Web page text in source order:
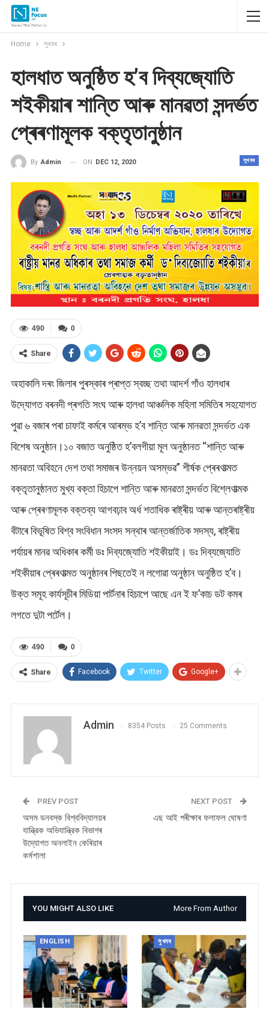
Home সুখবৰ
হালধাত অনুষ্ঠিত হ’ব দিব্যজ্যোতি
শইকীয়াৰ শান্তি আৰু মানৱতা সন্দৰ্ভত
প্ৰেৰণামূলক বক্তৃতানুষ্ঠান
সুখবৰ
By Admin ON DEC 12, 2020
0
490
Share
অহাকালি দৰং জিলাৰ পুৰস্কাৰ প্ৰাপ্ত স্বচ্ছ তথা আদৰ্শ গাঁও হালধাৰ
উদ্যোগত বৰনদী প্ৰগতি সংঘ আৰু হালধা আঞ্চলিক মহিলা সমিতিৰ সহযোগত
পুৱা ৬ বজাৰ পৰা চাফাই কৰ্মৰে আৰম্ভ হ’ব শান্তি আৰু মানৱতা সন্দৰ্ভত এক
বিশেষ অনুষ্ঠান।১০ বজাত অনুষ্ঠিত হ’বলগীয়া মূল অনুষ্ঠানত “শান্তি আৰু
মানৱতা অবিহনে দেশ তথা সমাজৰ উন্নয়ন অসম্ভৱ” শীৰ্ষক প্ৰেৰণাত্মত
বক্তৃতানুষ্ঠানত মুখ্য বক্তা হিচাপে শান্তি আৰু মানৱতা সন্দৰ্ভত বিশ্লেণাত্মক
আৰু প্ৰেৰণামূলক বক্তব্য আগবঢ়াব অৰ্ধ শতাধিক ৰাষ্ট্ৰীয় আৰু আন্তৰাষ্ট্ৰীয়
বঁটাৰে বিভূষিত বিশ্ব সংবিধান সংসদ সন্থাৰ আন্তৰ্জাতিক সদস্য, ৰাষ্ট্ৰীয়
পৰ্যায়ৰ মানৱ অধিকাৰ কৰ্মী ডঃ দিব্যজ্যোতি শইকীয়াই। ডঃ দিব্যজ্যোতি
শইকীয়াৰ প্ৰেৰণাত্মত অনুষ্ঠানৰ পিছতেই ন লগোৱা অনুষ্ঠান অনুষ্ঠিত হ’ব।
উক্ত সমূহ কাৰ্যসূচীৰ মিডিয়া পাৰ্টনাৰ হিচাপে আছে এন ই ফ’কাচ ডট কমৰ
লগতে দুটা পৰ্টেল।
0
490
Share Facebook Twitter Google+
Admin 8354 Posts 25 Comments
PREV POST
অসম ডনবস্ক বিশ্ববিদ্যালয়ৰ
যান্ত্রিক অভিযান্ত্রিক বিভাগৰ
উদ্যোগত অনলাইন কেৰিয়াৰ
কৰ্মশালা
NEXT POST
এছ আই পৰীক্ষাৰ ফলাফল ঘোষণা
YOU MIGHT ALSO LIKE More From Author
ENGLISH সুখবৰ